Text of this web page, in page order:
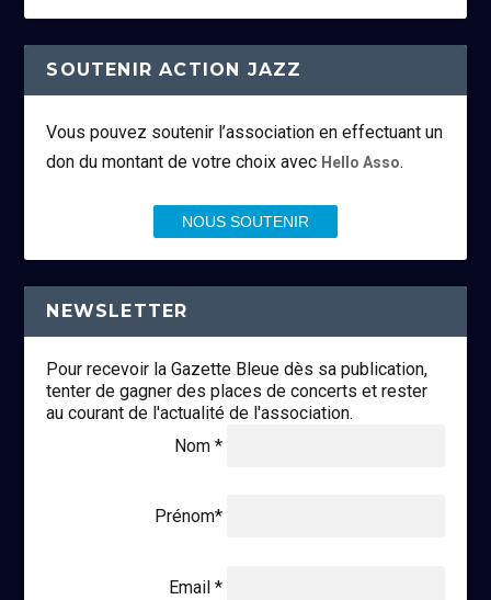
SOUTENIR ACTION JAZZ
Vous pouvez soutenir l’association en effectuant un
don du montant de votre choix avec Hello Asso.
NOUS SOUTENIR
NEWSLETTER
Pour recevoir la Gazette Bleue dès sa publication,
tenter de gagner des places de concerts et rester
au courant de l'actualité de l'association.
Nom *
Prénom*
Email *